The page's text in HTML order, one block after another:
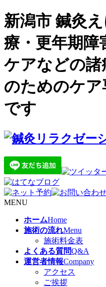
新潟市 鍼灸
療・更年期障
ケアなどの
のためのケ
です
MENU
ホームHome
施術の流れMenu
施術料金表
よくある質問Q&A
運営者情報Company
アクセス
ご挨拶